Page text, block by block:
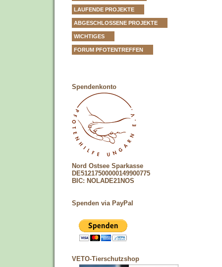
LAUFENDE PROJEKTE
ABGESCHLOSSENE PROJEKTE
WICHTIGES
FORUM PFOTENTREFFEN
Spendenkonto
Nord Ostsee Sparkasse
DE51217500000149900775
BIC: NOLADE21NOS
Spenden via PayPal
VETO-Tierschutzshop